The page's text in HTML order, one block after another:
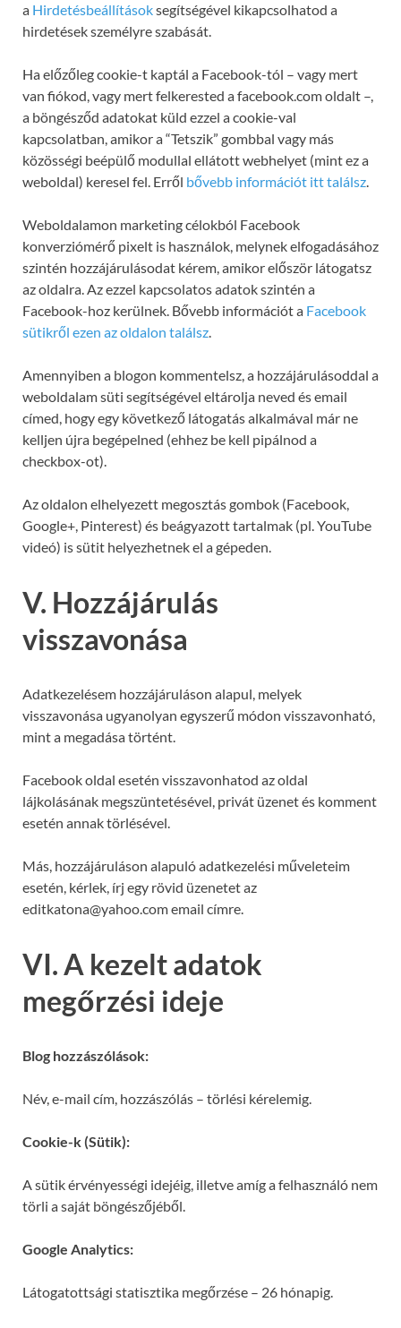
a Hirdetésbeállításoksegítségével kikapcsolhatod a
hirdetések személyre szabását.
Ha előzőleg cookie-t kaptál a Facebook-tól – vagy mert
van fiókod, vagy mert felkerested a facebook.com oldalt –,
a böngésződ adatokat küld ezzel a cookie-val
kapcsolatban, amikor a “Tetszik” gombbal vagy más
közösségi beépülő modullal ellátott webhelyet (mint ez a
weboldal) keresel fel. Erről bővebb információt itt találsz.
Weboldalamon marketing célokból Facebook
konverziómérő pixelt is használok, melynek elfogadásához
szintén hozzájárulásodat kérem, amikor először látogatsz
az oldalra. Az ezzel kapcsolatos adatok szintén a
Facebook-hoz kerülnek. Bővebb információt a Facebook
sütikről ezen az oldalon találsz.
Amennyiben a blogon kommentelsz, a hozzájárulásoddal a
weboldalam süti segítségével eltárolja neved és email
címed, hogy egy következő látogatás alkalmával már ne
kelljen újra begépelned (ehhez be kell pipálnod a
checkbox-ot).
Az oldalon elhelyezett megosztás gombok (Facebook,
Google+, Pinterest) és beágyazott tartalmak (pl. YouTube
videó) is sütit helyezhetnek el a gépeden.
V. Hozzájárulás
visszavonása
Adatkezelésem hozzájáruláson alapul, melyek
visszavonása ugyanolyan egyszerű módon visszavonható,
mint a megadása történt.
Facebook oldal esetén visszavonhatod az oldal
lájkolásának megszüntetésével, privát üzenet és komment
esetén annak törlésével.
Más, hozzájáruláson alapuló adatkezelési műveleteim
esetén, kérlek, írj egy rövid üzenetet az
editkatona@yahoo.com email címre.
VI. A kezelt adatok
megőrzési ideje
Blog hozzászólások:
Név, e-mail cím, hozzászólás – törlési kérelemig.
Cookie-k (Sütik):
A sütik érvényességi idejéig, illetve amíg a felhasználó nem
törli a saját böngészőjéből.
Google Analytics:
Látogatottsági statisztika megőrzése – 26 hónapig.